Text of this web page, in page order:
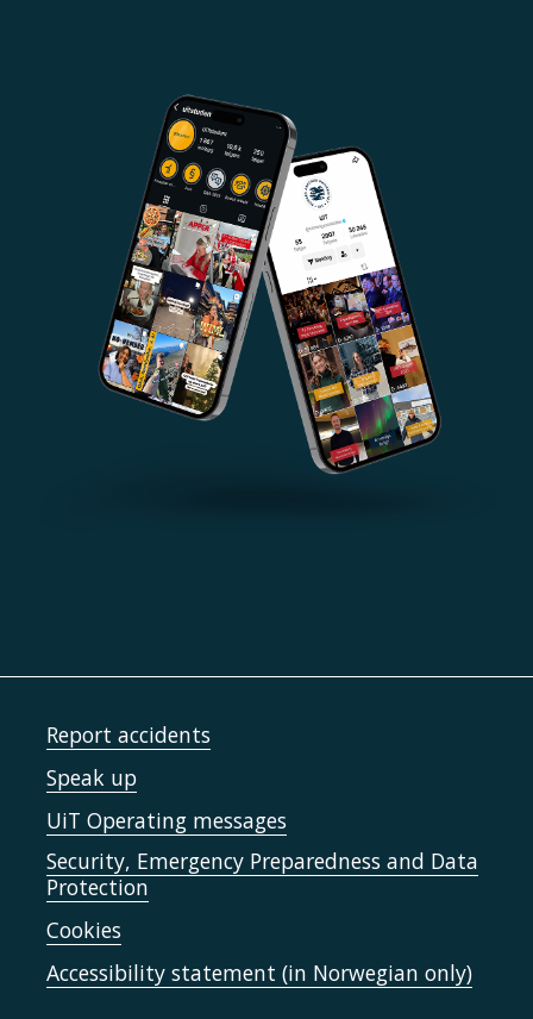
Report accidents
Speak up
UiT Operating messages
Security, Emergency Preparedness and Data
Protection
Cookies
Accessibility statement (in Norwegian only)